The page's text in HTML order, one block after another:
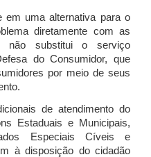
em uma alternativa para o
diretamente com as
não substitui o serviço
do Consumidor, que
por meio de seus
de atendimento do
Estaduais e Municipais,
Especiais Cíveis e
à disposição do cidadão